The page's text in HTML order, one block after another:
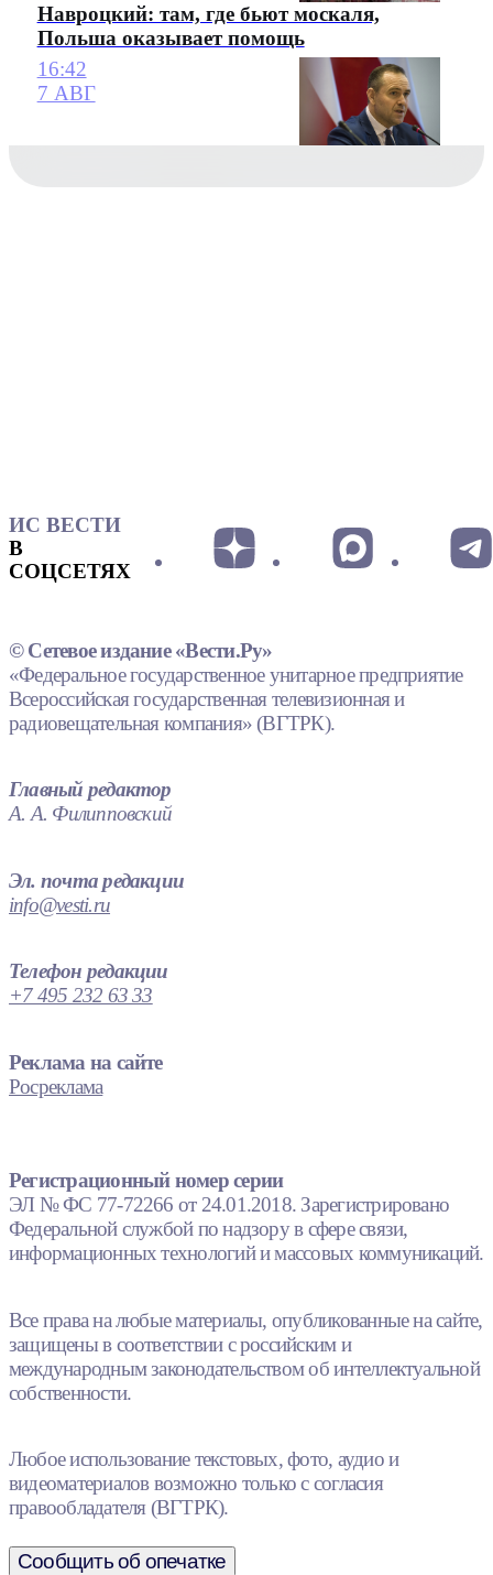
Навроцкий: там, где бьют москаля,
Польша оказывает помощь
16:42
7 АВГ
ИС ВЕСТИ
В
СОЦСЕТЯХ
© Сетевое издание «Вести.Ру»
«Федеральное государственное унитарное предприятие
Всероссийская государственная телевизионная и
радиовещательная компания» (ВГТРК).
Главный редактор
А. А. Филипповский
Эл. почта редакции
info@vesti.ru
Телефон редакции
+7 495 232 63 33
Реклама на сайте
Росреклама
Регистрационный номер серии
ЭЛ № ФС 77-72266 от 24.01.2018. Зарегистрировано
Федеральной службой по надзору в сфере связи,
информационных технологий и массовых коммуникаций.
Все права на любые материалы, опубликованные на сайте,
защищены в соответствии с российским и
международным законодательством об интеллектуальной
собственности.
Любое использование текстовых, фото, аудио и
видеоматериалов возможно только с согласия
правообладателя (ВГТРК).
Сообщить об опечатке